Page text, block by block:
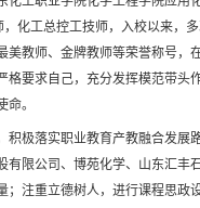
，化工总控工技师，入校以来，
美教师、金牌教师等荣誉称号，
格要求自己，充分发挥模范带头
命。
积极落实职业教育产教融合发展
有限公司、博苑化学、山东汇丰
；注重立德树人，进行课程思政